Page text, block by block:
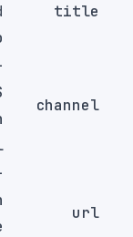
title
channel
url